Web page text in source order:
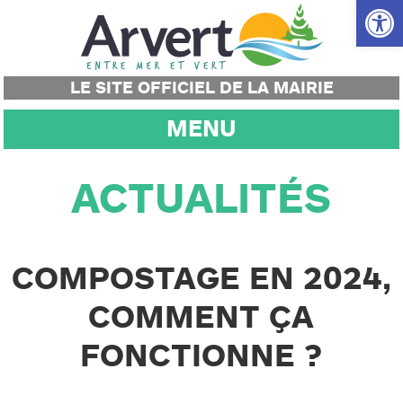
Ouvrir
LE SITE OFFICIEL DE LA MAIRIE
MENU
ACTUALITÉS
COMPOSTAGE EN 2024,
COMMENT ÇA
FONCTIONNE ?